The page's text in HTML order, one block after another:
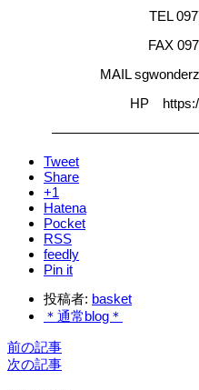
TEL
FAX
MAIL
HP
Tweet
Share
+1
Hatena
Pocket
RSS
feedly
Pin it
投稿者: basket
＊通常blog＊
前の記事
次の記事